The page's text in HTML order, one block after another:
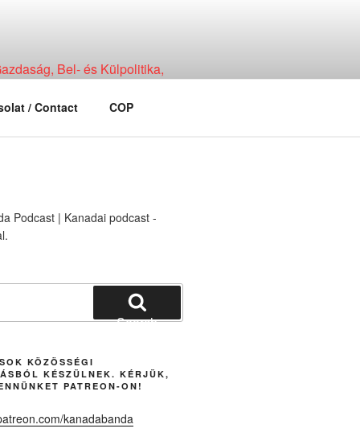
Bel- és Külpolitika,
/ Contact COP
Search
KÖZÖSSÉGI
KÉSZÜLNEK. KÉRJÜK,
PATREON-ON!